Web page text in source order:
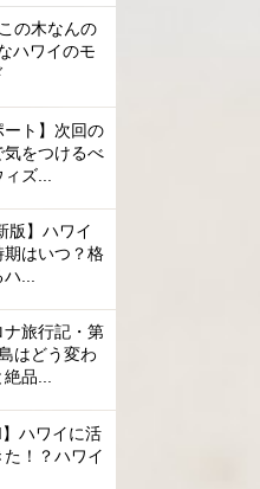
の木なんの
ハワイのモ
ート】次回の
をつけるべ
ズ...
版】ハワイ
はいつ？格
...
ナ旅行記・第
はどう変わ
絶品...
】ハワイに活
！？ハワイ